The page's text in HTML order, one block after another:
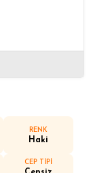
RENK
Haki
CEP TİPİ